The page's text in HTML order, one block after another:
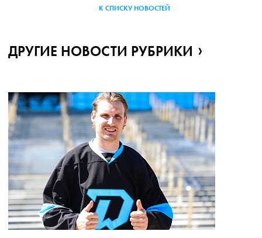
К СПИСКУ НОВОСТЕЙ
ДРУГИЕ НОВОСТИ РУБРИКИ